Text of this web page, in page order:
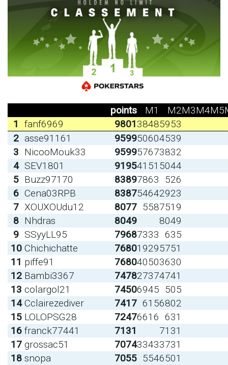
points M1 M2M3M4M5
1
fanf6969 980138485953
2 asse91161 959950604539
3 NicooMouk33 959957673832
4 SEV1801 91954151 5044
5 Buzz97170 83897863
526
6 Cena03RPB 838754642923
7 XOUXOUdu12 8077 5587519
8 Nhdras 8049
8049
9 SSyyLL95 79687333 635
10 Chichichatte 768019295751
11 piffe91 768040503630
12 Bambi3367 747827374741
13 colargol21 74506945 505
14 Cclairezediver 7417 6156802
15 LOLOPSG28 72476616 631
16 franck77441 7131
7131
17 grossac51 707433433731
18 snopa 7055 5546501